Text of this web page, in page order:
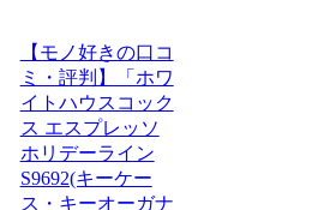
【モノ好きの口コ
ミ・評判】「ホワ
イトハウスコック
ス エスプレッソ
ホリデーライン
S9692(キーケー
ス・キーオーガナ